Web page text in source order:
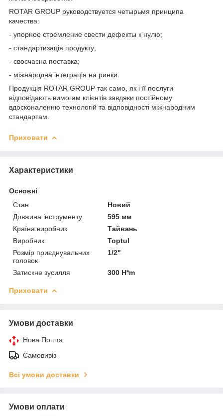
ROTAR GROUP руководствуется четырьмя принципа
качества:
- упорное стремление свести дефекты к нулю;
- стандартизація продукту;
- своєчасна поставка;
- міжнародна інтеграція на ринки.
Продукція ROTAR GROUP так само, як і її послуги
відповідають вимогам клієнтів завдяки постійному
вдосконаленню технологій та відповідності міжнародним
стандартам.
Приховати
Характеристики
Основні
Стан
Новий
Довжина інструменту
595 мм
Країна виробник
Тайвань
Виробник
Toptul
Розмір приєднувальних
головок
1/2"
Затискне зусилля 300 H*m
Приховати
Умови доставки
Нова Пошта
Самовивіз
Всі умови доставки
Умови оплати